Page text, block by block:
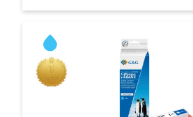
T2633
T2613
(26XL)
-
C13T26334012